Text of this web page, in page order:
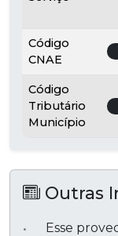
Código
CNAE
Código
Tributário
Município
Outras
Esse